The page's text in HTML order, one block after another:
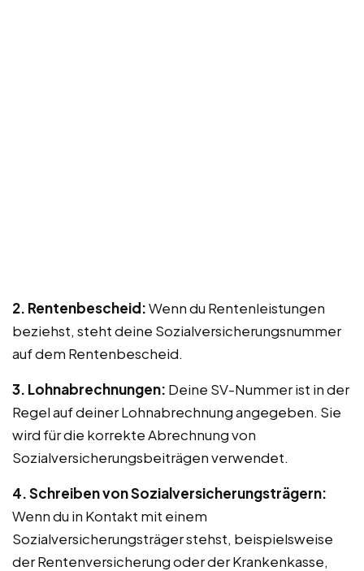
2. Rentenbescheid:Wenn du Rentenleistungen
beziehst, steht deine Sozialversicherungsnummer
auf dem Rentenbescheid.
3. Lohnabrechnungen: Deine SV-Nummer ist in der
Regel auf deiner Lohnabrechnung angegeben. Sie
wird für die korrekte Abrechnung von
Sozialversicherungsbeiträgen verwendet.
4. Schreiben von Sozialversicherungsträgern:
Wenn du in Kontakt mit einem
Sozialversicherungsträger stehst, beispielsweise
der Rentenversicherung oder der Krankenkasse,